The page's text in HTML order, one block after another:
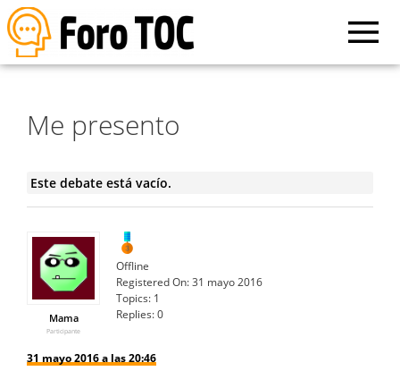
Me presento
Este debate está vacío.
Mama
Participante
Offline
Registered On:31 mayo 2016
Topics: 1
Replies:0
31 mayo 2016 a las 20:46